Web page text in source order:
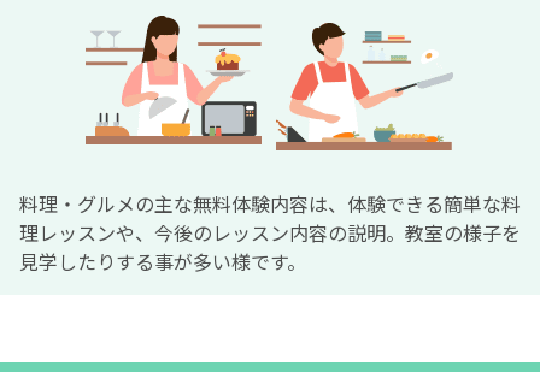
料理・グルメの主な無料体験内容は、体験できる簡単な料
理レッスンや、今後のレッスン内容の説明。教室の様子を
見学したりする事が多い様です。